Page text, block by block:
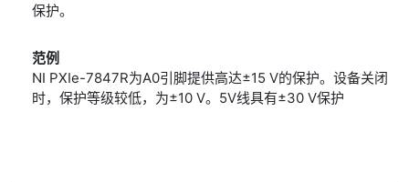
保护。
范例
NI PXIe-7847R为A0引脚提供高达±15 V的保护。设备关闭
时，保护等级较低，为±10 V。5V线具有±30 V保护